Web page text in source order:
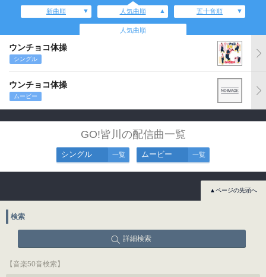
新曲順 人気曲順 五十音順
人気曲順
ウンチョコ体操
シングル
ウンチョコ体操
ムービー
GO!皆川の配信曲一覧
シングル 一覧 ムービー 一覧
▲ページの先頭へ
検索
詳細検索
【音楽50音検索】